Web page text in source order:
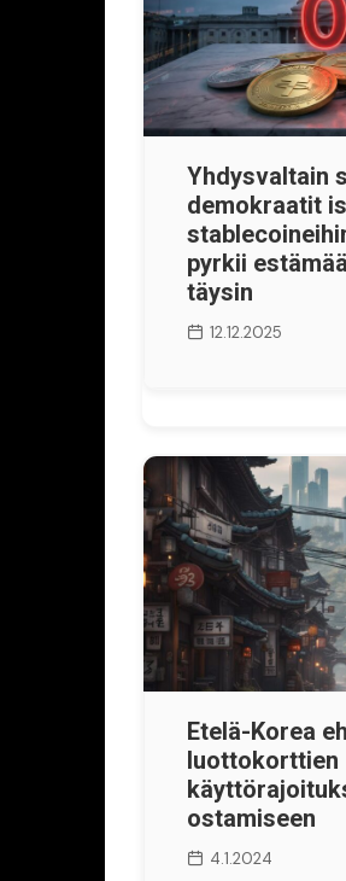
Yhdysvaltain
demokraatit
pyrkii
täysin
12.12.2025
Etelä-Korea
luottokorttien
ostamiseen
4.1.2024